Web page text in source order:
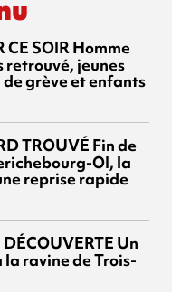
CE SOIRHomme
jeunes
grève et enfants
TROUVÉ Fin de
OI, la
reprise rapide
Un
ravine de Trois-